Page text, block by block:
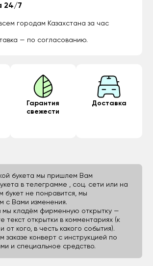
24/7
городам Казахстана за час
— по согласованию.
Гарантия
свежести
Доставка
букета мы пришлем Вам
в телеграмме , соц. сети или на
букет не понравится, мы
с Вами изменения.
мы кладём фирменную открытку —
текст открытки в комментариях (к
от кого, в честь какого события).
заказе конверт с инструкцией по
и специальное средство.